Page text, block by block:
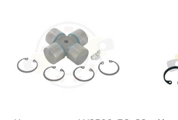
Тип уплотнения крестовины:
Стандартное уплотнение
Тип крепления крестовины: